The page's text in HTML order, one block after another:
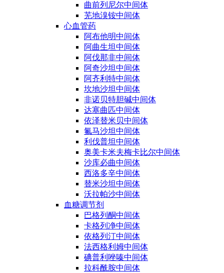
曲前列尼尔中间体
芜地溴铵中间体
心血管药
阿布他明中间体
阿曲生坦中间体
阿伐那非中间体
阿奇沙坦中间体
阿齐利特中间体
坎地沙坦中间体
非诺贝特胆碱中间体
达塞曲匹中间体
依泽替米贝中间体
氟马沙坦中间体
利伐普坦中间体
奥美卡米夫梅卡比尔中间体
沙库必曲中间体
西洛多辛中间体
替米沙坦中间体
沃拉帕沙中间体
血糖调节剂
巴格列酮中间体
卡格列净中间体
依格列汀中间体
法西格利姆中间体
碘普利唑嗪中间体
拉科酰胺中间体